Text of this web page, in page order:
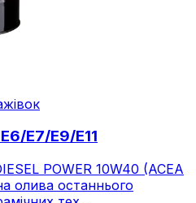
E7/E9/E11
POWER 10W40 (ACEA
олива останнього